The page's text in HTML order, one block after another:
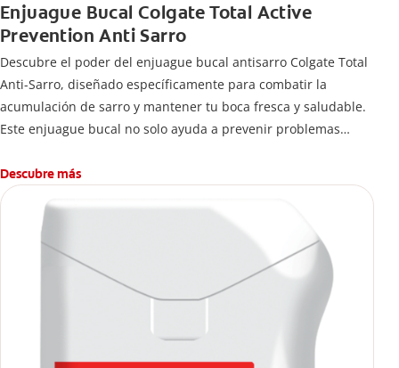
Enjuague Bucal Colgate Total Active
Prevention Anti Sarro
Descubre el poder del enjuague bucal antisarro Colgate Total
Anti-Sarro, diseñado específicamente para combatir la
acumulación de sarro y mantener tu boca fresca y saludable.
Este enjuague bucal no solo ayuda a prevenir problemas
Descubre más